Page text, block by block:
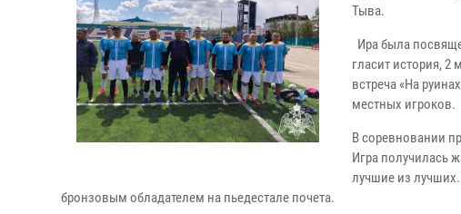
Тыва.
Ира была
гласит история, 2
встреча «На
местных игроков.
В соревновании
Игра получилась
лучшие из лучших.
бронзовым обладателем на пьедестале почета.